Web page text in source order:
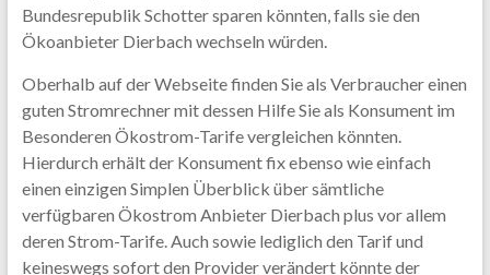
Bundesrepublik Schotter sparen könnten, falls sie den
Ökoanbieter Dierbach wechseln würden.
Oberhalb auf der Webseite finden Sie als Verbraucher einen
guten Stromrechner mit dessen Hilfe Sie als Konsument im
Besonderen Ökostrom-Tarife vergleichen könnten.
Hierdurch erhält der Konsument fix ebenso wie einfach
einen einzigen Simplen Überblick über sämtliche
verfügbaren Ökostrom Anbieter Dierbach plus vor allem
deren Strom-Tarife. Auch sowie lediglich den Tarif und
keineswegs sofort den Provider verändert könnte der